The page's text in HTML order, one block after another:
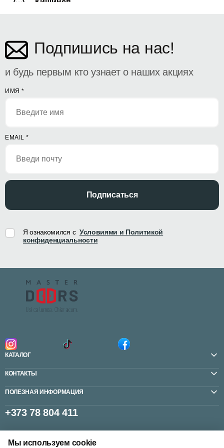
Кишинёв
Подпишись на нас!
и будь первым кто узнает о наших акциях
ИМЯ *
EMAIL *
Подписаться
Я ознакомился с Условиями и Политикой
конфиденциальности
КАТАЛОГ
КОНТАКТЫ
ПОЛЕЗНАЯ ИНФОРМАЦИЯ
+373 78 804 411
Мы используем cookie